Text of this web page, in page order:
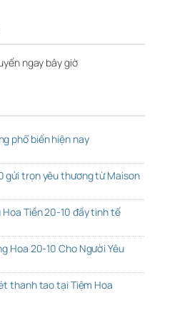
ngay bây giờ
phổ biến hiện nay
gửi trọn yêu thương từ Maison
Tiền 20-10 đầy tinh tế
Hoa 20-10 Cho Người Yêu
thanh tao tại Tiệm Hoa